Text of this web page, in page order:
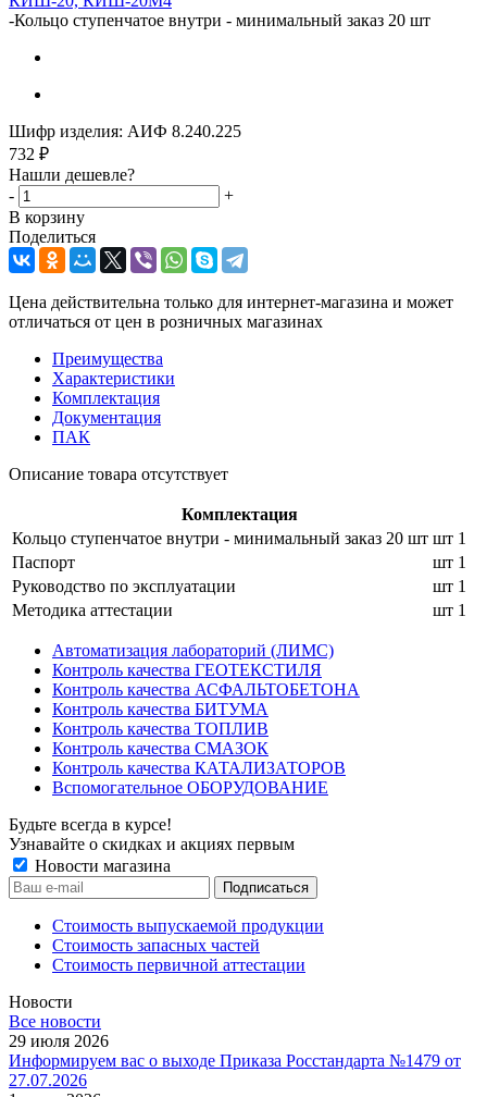
-Кольцо ступенчатое внутри - минимальный заказ 20 шт
Шифр изделия: АИФ 8.240.225
732 ₽
Нашли дешевле?
-
+
В корзину
Поделиться
Цена действительна только для интернет-магазина и может
отличаться от цен в розничных магазинах
Преимущества
Характеристики
Комплектация
Документация
ПАК
Описание товара отсутствует
Комплектация
Кольцо ступенчатое внутри - минимальный заказ 20 шт шт 1
Паспорт
шт 1
Руководство по эксплуатации
шт 1
Методика аттестации
шт 1
Автоматизация лабораторий (ЛИМС)
Контроль качества ГЕОТЕКСТИЛЯ
Контроль качества АСФАЛЬТОБЕТОНА
Контроль качества БИТУМА
Контроль качества ТОПЛИВ
Контроль качества СМАЗОК
Контроль качества КАТАЛИЗАТОРОВ
Вспомогательное ОБОРУДОВАНИЕ
Будьте всегда в курсе!
Узнавайте о скидках и акциях первым
Новости магазина
Стоимость выпускаемой продукции
Стоимость запасных частей
Стоимость первичной аттестации
Новости
Все новости
29 июля 2026
Информируем вас о выходе Приказа Росстандарта №1479 от
27.07.2026